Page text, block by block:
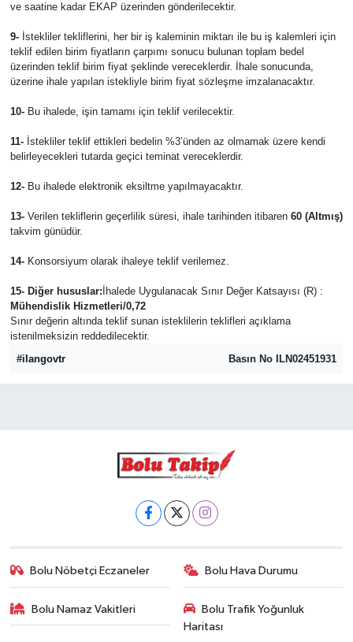
ve saatine kadar EKAP üzerinden gönderilecektir.
9-İstekliler tekliflerini, her bir iş kaleminin miktarı ile bu iş kalemleri için
teklif edilen birim fiyatların çarpımı sonucu bulunan toplam bedel
üzerinden teklif birim fiyat şeklinde vereceklerdir. İhale sonucunda,
üzerine ihale yapılan istekliyle birim fiyat sözleşme imzalanacaktır.
10-Bu ihalede, işin tamamı için teklif verilecektir.
11-İstekliler teklif ettikleri bedelin %3’ünden az olmamak üzere kendi
belirleyecekleri tutarda geçici teminat vereceklerdir.
12-Bu ihalede elektronik eksiltme yapılmayacaktır.
13-Verilen tekliflerin geçerlilik süresi, ihale tarihinden itibaren 60 (Altmış)
takvim günüdür.
14-Konsorsiyum olarak ihaleye teklif verilemez.
15- Diğer hususlar: İhalede Uygulanacak Sınır Değer Katsayısı (R) :
Mühendislik Hizmetleri/0,72
Sınır değerin altında teklif sunan isteklilerin teklifleri açıklama
istenilmeksizin reddedilecektir.
#ilangovtr
Basın No ILN02451931
Bolu Nöbetçi Eczaneler Bolu Hava Durumu
Bolu Namaz Vakitleri
Bolu Trafik Yoğunluk
Haritası